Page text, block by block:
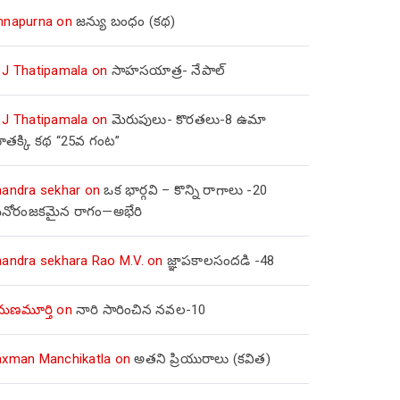
onజన్యు బంధం (కథ)
Thatipamala on సాహసయాత్ర- నేపాల్‌
Thatipamala on మెరుపులు- కొరతలు-8 ఉమా
కథ “25వ గంట”
sekhar onఒక భార్గవి – కొన్ని రాగాలు -20
రాగం—అభేరి
sekhara Rao M.V. on జ్ఞాపకాలసందడి -48
onనారి సారించిన నవల-10
Manchikatla onఅతని ప్రియురాలు (కవిత)